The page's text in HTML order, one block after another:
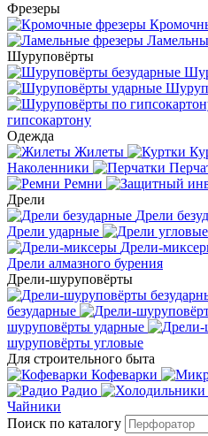
Фрезеры
Шуруповёрты
гипсокартону
Одежда
Жилеты
Наколенники
Ремни
Дрели
Дрели
Дрели ударные
Дрели-
Дрели алмазного бурения
Дрели-шуруповёрты
безударные
шуруповёрты ударные
шуруповёрты угловые
Для строительного быта
Кофеварки
Радио
Чайники
Поиск по каталогу